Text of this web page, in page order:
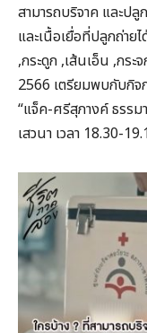
สามารถบริจาค และปลู
และเนื้อเยื่อที่ปลูกถ่าย
,กระดูก ,เส้นเอ็น ,กร
2566 เตรียมพบกับกิจ
“แจ็ค-ศรีสุภางค์ ธรรม
เสวนา เวลา 18.30-